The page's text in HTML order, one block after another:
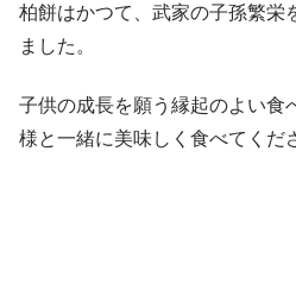
柏餅はかつて、武家の子孫繁栄
ました。
子供の成長を願う縁起のよい食
様と一緒に美味しく食べてくだ